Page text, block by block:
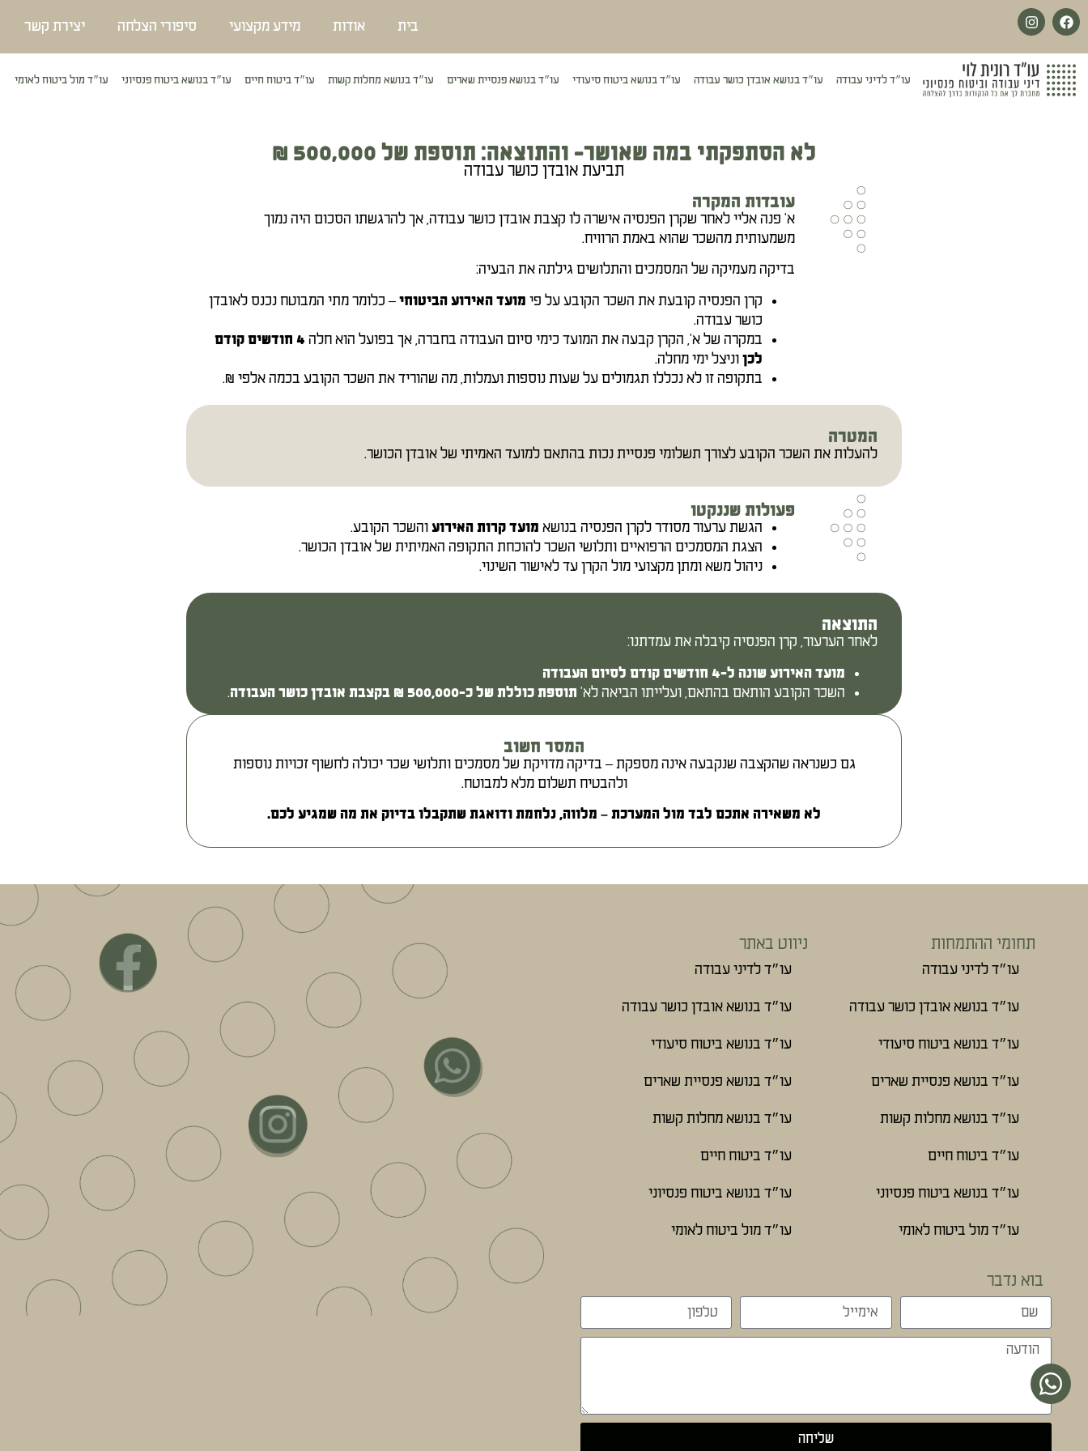
לתוכן
בית
אודות מידע מקצועי סיפורי הצלחה יצירת קשר
עו״ד לדיני עבודה עו״ד בנושא אובדן כושר עבודה עו״ד בנושא ביטוח סיעודי עו״ד בנושא פנסיית שארים עו״ד בנושא מחלות קשות עו״ד ביטוח חיים עו״ד בנושא ביטוח פנסיוני עו״ד מול ביטוח לאומי
לא הסתפקתי במה שאושר- והתוצאה: תוספת של 500,000 ₪
תביעת אובדן כושר עבודה
עובדות המקרה
א' פנה אליי לאחר שקרן הפנסיה אישרה לו קצבת אובדן כושר עבודה, אך להרגשתו הסכום היה נמוך
משמעותית מהשכר שהוא באמת הרוויח.
בדיקה מעמיקה של המסמכים והתלושים גילתה את הבעיה:
קרן הפנסיה קובעת את השכר הקובע על פי מועד האירוע הביטוחי – כלומר מתי המבוטח נכנס לאובדן
כושר עבודה.
במקרה של א', הקרן קבעה את המועד כימי סיום העבודה בחברה, אך בפועל הוא חלה
4 חודשים קודם
לכן וניצל ימי מחלה.
בתקופה זו לא נכללו תגמולים על שעות נוספות ועמלות, מה שהוריד את השכר הקובע בכמה אלפי ₪.
המטרה
להעלות את השכר הקובע לצורך תשלומי פנסיית נכות בהתאם למועד האמיתי של אובדן הכושר.
פעולות שננקטו
הגשת ערעור מסודר לקרן הפנסיה בנושא מועד קרות האירוע והשכר הקובע.
הצגת המסמכים הרפואיים ותלושי השכר להוכחת התקופה האמיתית של אובדן הכושר.
ניהול משא ומתן מקצועי מול הקרן עד לאישור השינוי.
התוצאה
לאחר הערעור, קרן הפנסיה קיבלה את עמדתנו:
מועד האירוע שונה ל-4 חודשים קודם לסיום העבודה
השכר הקובע הותאם בהתאם, ועלייתו הביאה לא' תוספת כוללת של כ-500,000 ₪ בקצבת אובדן כושר העבודה .
המסר חשוב
גם כשנראה שהקצבה שנקבעה אינה מספקת – בדיקה מדויקת של מסמכים ותלושי שכר יכולה לחשוף זכויות נוספות
ולהבטיח תשלום מלא למבוטח.
לא משאירה אתכם לבד מול המערכת – מלווה, נלחמת ודואגת שתקבלו בדיוק את מה שמגיע לכם.
תחומי ההתמחות
עו״ד לדיני עבודה
עו״ד בנושא אובדן כושר עבודה
עו״ד בנושא ביטוח סיעודי
עו״ד בנושא פנסיית שארים
עו״ד בנושא מחלות קשות
עו״ד ביטוח חיים
עו״ד בנושא ביטוח פנסיוני
עו״ד מול ביטוח לאומי
ניווט באתר
עו״ד לדיני עבודה
עו״ד בנושא אובדן כושר עבודה
עו״ד בנושא ביטוח סיעודי
עו״ד בנושא פנסיית שארים
עו״ד בנושא מחלות קשות
עו״ד ביטוח חיים
עו״ד בנושא ביטוח פנסיוני
עו״ד מול ביטוח לאומי
בוא נדבר
שליחה